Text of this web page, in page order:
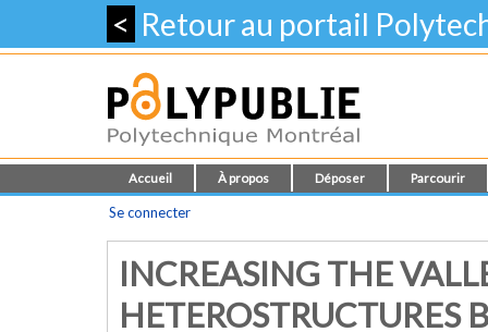
< Retour au portail
Accueil À propos Déposer Parcourir
Se connecter
INCREASING THE
HETEROSTRUCTURES